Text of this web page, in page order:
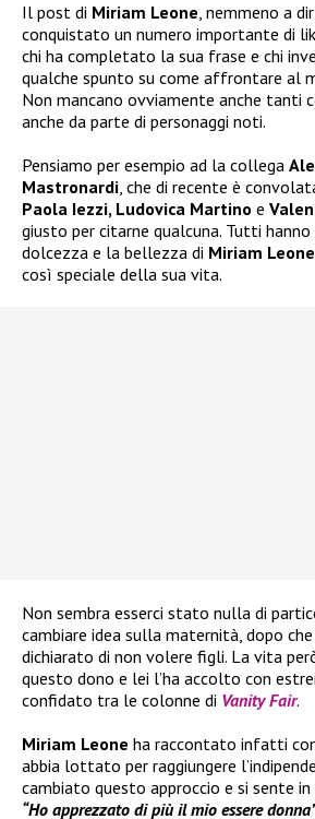
Il post di Miriam Leone, nemmeno a
conquistato un numero importante di
chi ha completato la sua frase e chi
qualche spunto su come affrontare al
Non mancano ovviamente anche tanti
anche da parte di personaggi noti.
Pensiamo per esempio ad la collega
Mastronardi, che di recente è
Paola Iezzi, Ludovica Martino e
giusto per citarne qualcuna. Tutti
dolcezza e la bellezza di Miriam Leone
così speciale della sua vita.
Non sembra esserci stato nulla di
cambiare idea sulla maternità, dopo
dichiarato di non volere figli. La vita
questo dono e lei l’ha accolto con
confidato tra le colonne di Vanity Fair.
Miriam Leone ha raccontato infatti
abbia lottato per raggiungere
cambiato questo approccio e si sente in
“Ho apprezzato di più il mio essere